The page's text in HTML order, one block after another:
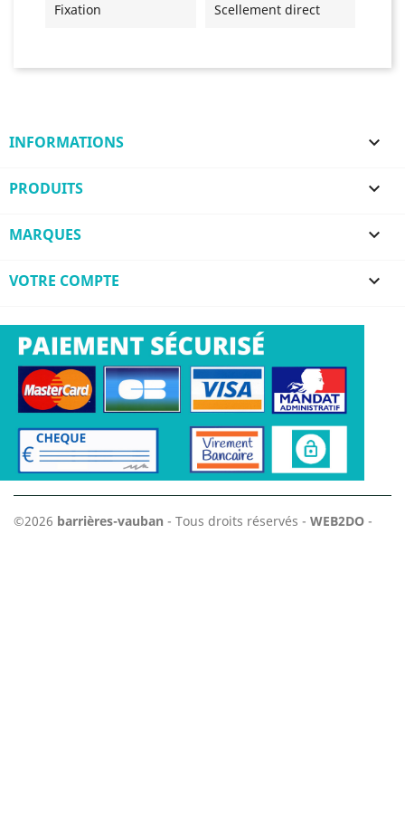
Fixation Scellement direct
INFORMATIONS 
PRODUITS 
MARQUES 
VOTRE COMPTE 
©2026 barrières-vauban - Tous droits réservés - WEB2DO -